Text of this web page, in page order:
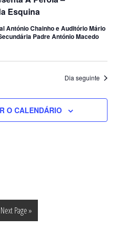
Esquina
António Chainho e Auditório Mário
Padre António Macedo
Dia seguinte
O CALENDÁRIO
Go
to
Next Page »